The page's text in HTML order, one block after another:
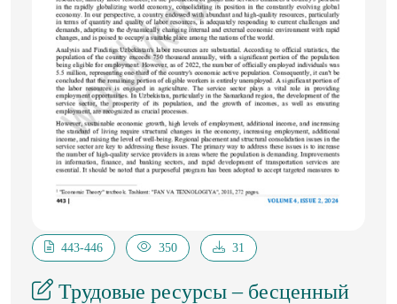
443-446 350 31
Трудовые ресурсы – бесценный